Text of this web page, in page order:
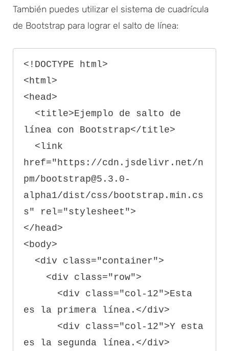
También puedes utilizar el sistema de cuadrícula
de Bootstrap para lograr el salto de línea:
<!DOCTYPE html>
<html>
<head>
línea con Bootstrap</title>
href="https://cdn.jsdelivr.net/n
pm/bootstrap@5.3.0-
alpha1/dist/css/bootstrap.min.cs
s" rel="stylesheet">
</head>
<body>
es la primera línea.</div>
es la segunda línea.</div>